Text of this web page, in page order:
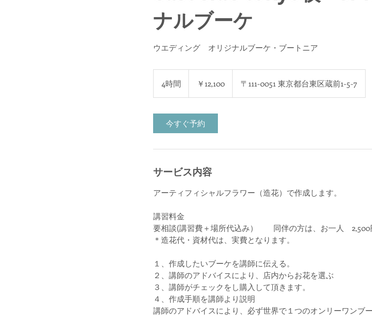
ナルブーケ
ウエディング オリジナルブーケ・ブートニア
4時間
時
￥12,100 〒111-0051 東京都台東区蔵前1-5-7
今すぐ予約
サービス内容
アーティフィシャルフラワー（造花）で作成します。
講習料金
要相談(講習費＋場所代込み） 同伴の方は、お一人 2,500
＊造花代・資材代は、実費となります。
１、作成したいブーケを講師に伝える。
２、講師のアドバイスにより、店内からお花を選ぶ
３、講師がチェックをし購入して頂きます。
４、作成手順を講師より説明
講師のアドバイスにより、必ず世界で１つのオンリーワンブ